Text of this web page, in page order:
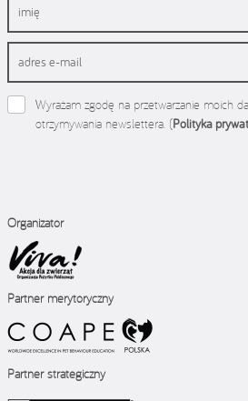
Wyrażam zgodę na przetwarzanie moich
otrzymywania newslettera. (Polityka
Organizator
Partner merytoryczny
Partner strategiczny